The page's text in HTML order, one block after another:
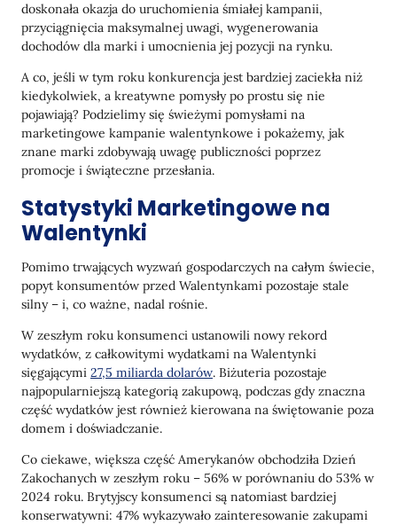
Uruchom Wyprzedaż na Walentynki
Stwórz Przewodnik Prezentowy
Zaoferuj Gotowe Zestawy Prezentowe
Dodaj Poczucie Humoru do Wiadomości
Dodaj Romantyczne Widgety na Stronę
Zaproponuj Darmową Dostawę
Poza Handel: Podziel się Ciepłem
Zainspiruj Romantyczne Gesty
Świętuj Samoocenę
Nie Przegap – Zaoferuj Subskrypcję
Stwórz Specjalną Ofertę na Kolację
Przyciągnij uwagę ofertą ograniczoną czasowo
Podziękuj
Zaproponuj spersonalizowane prezenty
Prowadź konsumenta według kategorii
Ratuj swoich klientów kartami podarunkowymi na
ostatnią chwilę
doskonała okazja do uruchomienia śmiałej kampanii,
przyciągnięcia maksymalnej uwagi, wygenerowania
dochodów dla marki i umocnienia jej pozycji na rynku.
A co, jeśli w tym roku konkurencja jest bardziej zaciekła niż
kiedykolwiek, a kreatywne pomysły po prostu się nie
pojawiają? Podzielimy się świeżymi pomysłami na
marketingowe kampanie walentynkowe i pokażemy, jak
znane marki zdobywają uwagę publiczności poprzez
promocje i świąteczne przesłania.
Statystyki Marketingowe na
Walentynki
Pomimo trwających wyzwań gospodarczych na całym świecie,
popyt konsumentów przed Walentynkami pozostaje stale
silny – i, co ważne, nadal rośnie.
W zeszłym roku konsumenci ustanowili nowy rekord
wydatków, z całkowitymi wydatkami na Walentynki
sięgającymi 27,5 miliarda dolarów. Biżuteria pozostaje
najpopularniejszą kategorią zakupową, podczas gdy znaczna
część wydatków jest również kierowana na świętowanie poza
domem i doświadczanie.
Co ciekawe, większa część Amerykanów obchodziła Dzień
Zakochanych w zeszłym roku – 56% w porównaniu do 53% w
2024 roku. Brytyjscy konsumenci są natomiast bardziej
konserwatywni: 47% wykazywało zainteresowanie zakupami